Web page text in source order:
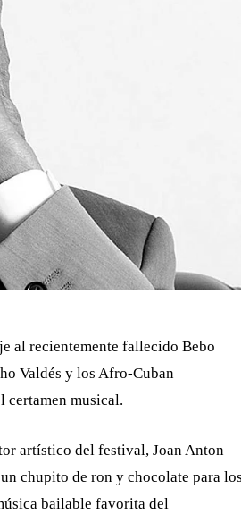
al recientemente fallecido Bebo
Valdés y los Afro-Cuban
certamen musical.
artístico del festival, Joan Anton
chupito de ron y chocolate para los
bailable favorita del